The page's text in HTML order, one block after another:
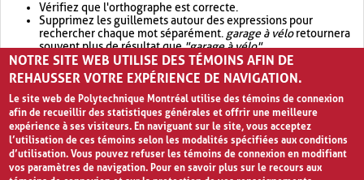
Vérifiez que l'orthographe est correcte.
Supprimez les guillemets autour des expressions pour
rechercher chaque mot séparément. garage à véloretournera
souvent plus de résultat que"garage à vélo".
Envisagez d'élargir votre recherche avec OR.garage OR vélo
retournera souvent plus de résultat quegarage à vélo
NOTRE SITE WEB UTILISE DES TÉMOINS AFIN DE
REHAUSSER VOTRE EXPÉRIENCE DE NAVIGATION.
Le site web de Polytechnique Montréal utilise des témoins de connexion
afin de recueillir des statistiques générales et offrir une meilleure
expérience à ses visiteurs. En naviguant sur le site, vous acceptez
l’utilisation de ces témoins selon les modalités spécifiées aux conditions
d’utilisation. Vous pouvez refuser les témoins de connexion en modifiant
vos paramètres de navigation. Pour en savoir plus sur le recours aux